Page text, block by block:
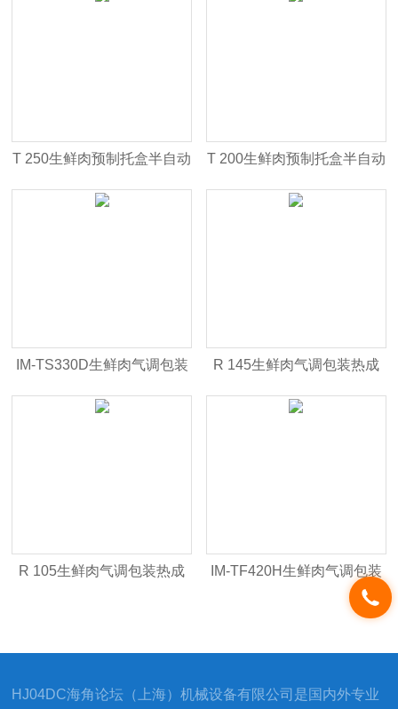
T 250生鲜肉预制托盒半自动
HJCA16海角官网
T 200生鲜肉预制托盒半自动
HJCA16海角官网
IM-TS330D生鲜肉气调包装
台式预制托盒HJCA16海角
R 145生鲜肉气调包装热成
型拉伸膜HJCA16海角官网
R 105生鲜肉气调包装热成 IM-TF420H生鲜肉气调包装
热成型拉伸膜HJCA16海角
HJ04DC海角论坛（上海）机械设备有限公司是国内外专业